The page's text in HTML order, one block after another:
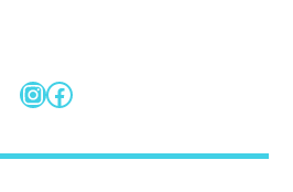
Instagram
Facebook